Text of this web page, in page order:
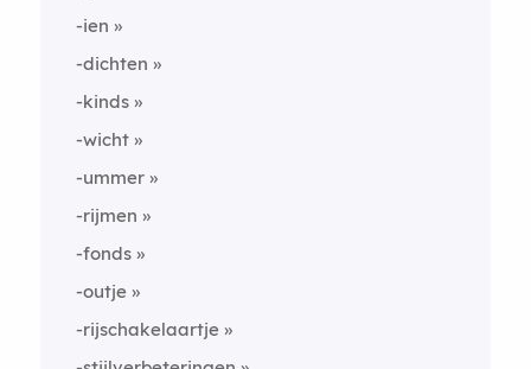
-ien
-dichten
-kinds
-wicht
-ummer
-rijmen
-fonds
-outje
-rijschakelaartje